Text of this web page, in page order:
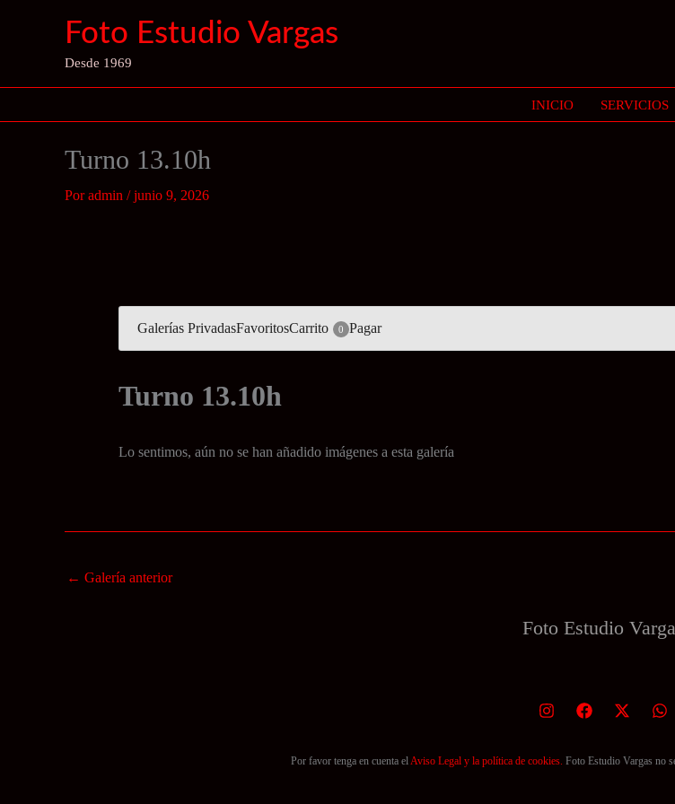
Foto Estudio Vargas
Desde 1969
INICIO SERVICIOS
Turno 13.10h
Poradmin /junio 9, 2026
Galerías PrivadasFavoritosCarrito 0 Pagar
Turno 13.10h
Lo sentimos, aún no se han añadido imágenes a esta galería
← Galería anterior
Foto Estudio
Por favor tenga en cuenta elAviso Legal y la política de cookies. Foto Estudio Vargas no